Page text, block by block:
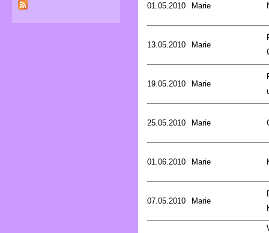
01.05.2010 Marie
13.05.2010 Marie
19.05.2010 Marie
25.05.2010 Marie
01.06.2010 Marie
07.05.2010 Marie